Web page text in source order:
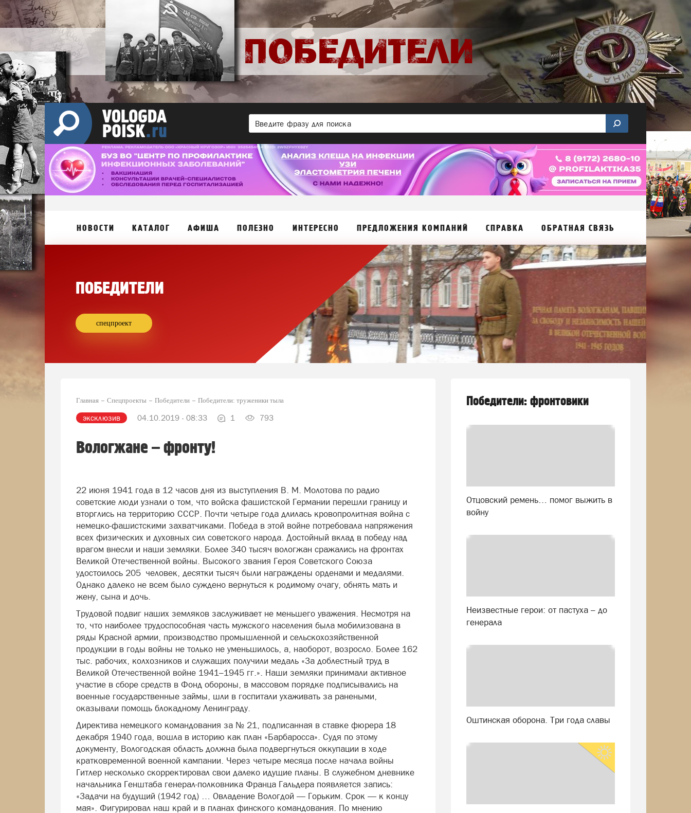
НОВОСТИ КАТАЛОГ АФИША ПОЛЕЗНО ИНТЕРЕСНО ПРЕДЛОЖЕНИЯ КОМПАНИЙ СПРАВКА ОБРАТНАЯ СВЯЗЬ
ПОБЕДИТЕЛИ
спецпроект
Главная Спецпроекты Победители Победители: труженики тыла
эксклюзив 04.10.2019 - 08:33 1 793
Вологжане – фронту!
22 июня 1941 года в 12 часов дня из выступления В. М. Молотова по радио
советские люди узнали о том, что войска фашистской Германии перешли границу и
вторглись на территорию СССР. Почти четыре года длилась кровопролитная война с
немецко-фашистскими захватчиками. Победа в этой войне потребовала напряжения
всех физических и духовных сил советского народа. Достойный вклад в победу над
врагом внесли и наши земляки. Более 340 тысяч вологжан сражались на фронтах
Великой Отечественной войны. Высокого звания Героя Советского Союза
удостоилось 205 человек, десятки тысяч были награждены орденами и медалями.
Однако далеко не всем было суждено вернуться к родимому очагу, обнять мать и
жену, сына и дочь.
Трудовой подвиг наших земляков заслуживает не меньшего уважения. Несмотря на
то, что наиболее трудоспособная часть мужского населения была мобилизована в
ряды Красной армии, производство промышленной и сельскохозяйственной
продукции в годы войны не только не уменьшилось, а, наоборот, возросло. Более 162
тыс. рабочих, колхозников и служащих получили медаль «За доблестный труд в
Великой Отечественной войне 1941–1945 гг.». Наши земляки принимали активное
участие в сборе средств в Фонд обороны, в массовом порядке подписывались на
военные государственные займы, шли в госпитали ухаживать за ранеными,
оказывали помощь блокадному Ленинграду.
Директива немецкого командования за № 21, подписанная в ставке фюрера 18
декабря 1940 года, вошла в историю как план «Барбаросса». Судя по этому
документу, Вологодская область должна была подвергнуться оккупации в ходе
кратковременной военной кампании. Через четыре месяца после начала войны
Гитлер несколько скорректировал свои далеко идущие планы. В служебном дневнике
начальника Генштаба генерал-полковника Франца Гальдера появляется запись:
«Задачи на будущий (1942 год) … Овладение Вологдой — Горьким. Срок — к концу
мая». Фигурировал наш край и в планах финского командования. По мнению
Победители: фронтовики
Отцовский ремень… помог выжить в
войну
Неизвестные герои: от пастуха – до
генерала
Оштинская оборона. Три года славы